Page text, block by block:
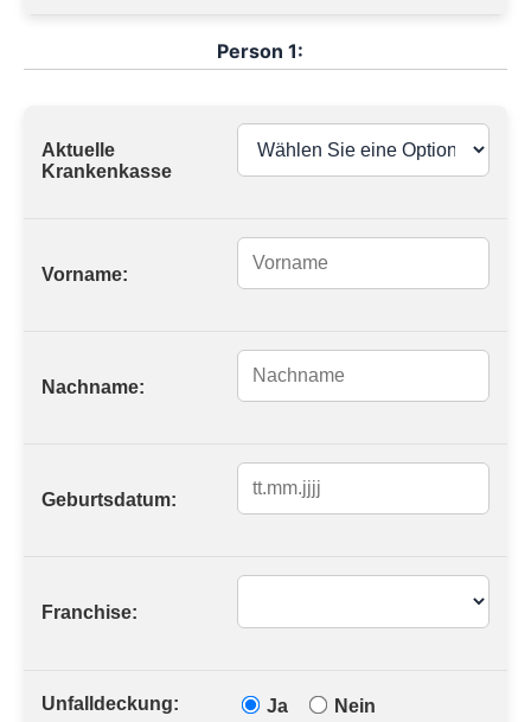
Person 1:
Aktuelle
Krankenkasse
Vorname:
Nachname:
Geburtsdatum:
Franchise:
Unfalldeckung: Ja Nein